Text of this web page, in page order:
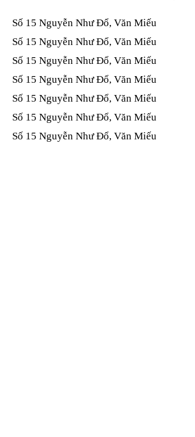
Số 15 Nguyễn Như Đổ, Văn Miếu​​​​
Số 15 Nguyễn Như Đổ, Văn Miếu​​​​
Số 15 Nguyễn Như Đổ, Văn Miếu​​​​
Số 15 Nguyễn Như Đổ, Văn Miếu​​​​
Số 15 Nguyễn Như Đổ, Văn Miếu​​​​
Số 15 Nguyễn Như Đổ, Văn Miếu​​​​
Số 15 Nguyễn Như Đổ, Văn Miếu​​​​